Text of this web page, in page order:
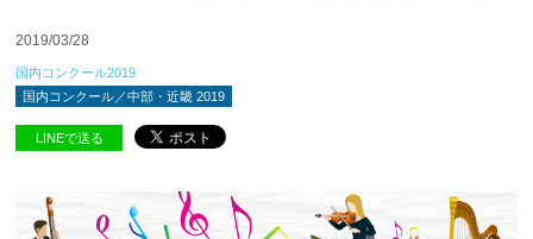
2019/03/28
国内コンクール2019
国内コンクール／中部・近畿 2019
LINEで送る